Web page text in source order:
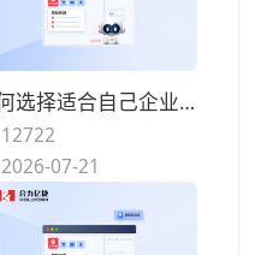
如何选择适合自己企业的电话呼叫中心系统？功能匹配与扩展性的权衡
12722
2026-07-21